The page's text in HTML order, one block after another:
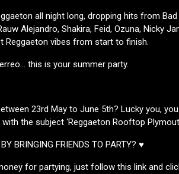
all night long, dropping hits from Bad
Alejandro, Shakira, Feid, Ozuna, Nicky
Reggaeton vibes from start to finish.
this is your summer party.
23rd May to June 5th? Lucky you,
the subject ‘Reggaeton Rooftop
BRINGING FRIENDS TO PARTY? ♥
for partying, just follow this link and